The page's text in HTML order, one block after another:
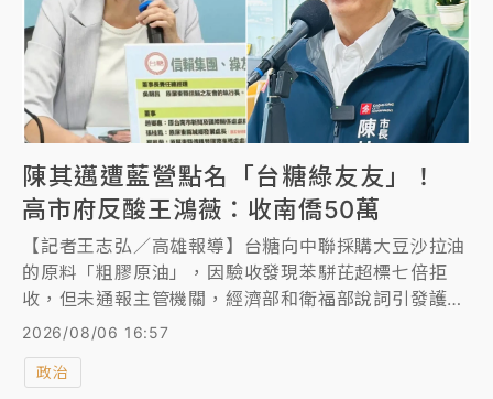
陳其邁遭藍營點名「台糖綠友友」！
高市府反酸王鴻薇：收南僑50萬
【記者王志弘／高雄報導】台糖向中聯採購大豆沙拉油
的原料「粗膠原油」，因驗收發現苯駢芘超標七倍拒
收，但未通報主管機關，經濟部和衛福部說詞引發護航
爭議。國民黨今日開記者會痛批台糖高層酬庸「綠到出
密切。高市府發言人符瑋玲駁斥，陳其邁從未向台糖推
2026/08/06 16:57
政治